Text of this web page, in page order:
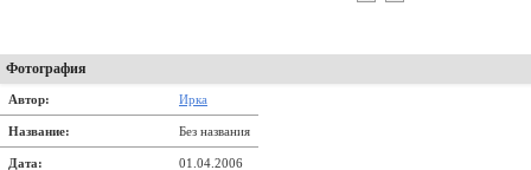
Фотография
Автор: Ирка
Название: Без названия
Дата: 01.04.2006